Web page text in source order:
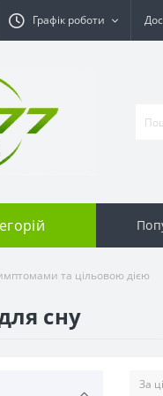
Графік роботи
та цільовою дією
сну